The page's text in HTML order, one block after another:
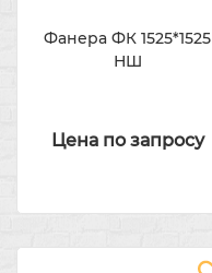
Фанера ФК 1525*1525
НШ
Цена по запросу